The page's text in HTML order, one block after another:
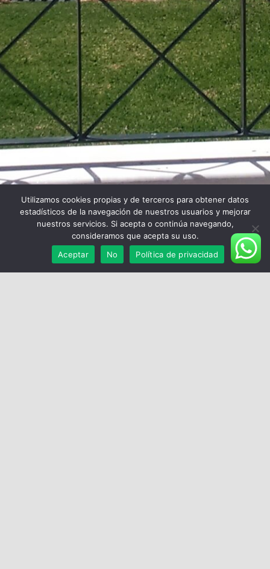
Utilizamos cookies propias y de terceros para obtener datos
estadísticos de la navegación de nuestros usuarios y mejorar
nuestros servicios. Si acepta o continúa navegando,
consideramos que acepta su uso.
Aceptar
No Política de privacidad